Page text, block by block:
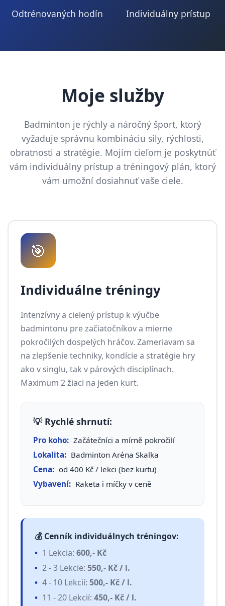
Odtrénovaných hodín Individuálny prístup
Moje služby
Badminton je rýchly a náročný šport, ktorý
vyžaduje správnu kombináciu sily, rýchlosti,
obratnosti a stratégie. Mojím cieľom je poskytnúť
vám individuálny prístup a tréningový plán, ktorý
vám umožní dosiahnuť vaše ciele.
🎯
Individuálne tréningy
Intenzívny a cielený prístup k výučbe
badmintonu pre začiatočníkov a mierne
pokročilých dospelých hráčov. Zameriavam sa
na zlepšenie techniky, kondície a stratégie hry
ako v singlu, tak v párových disciplínach.
Maximum 2 žiaci na jeden kurt.
💡 Rychlé shrnutí:
Pro koho: Začátečníci a mírně pokročilí
Lokalita: Badminton Aréna Skalka
Cena: od 400 Kč / lekci (bez kurtu)
Vybavení: Raketa i míčky v ceně
💰 Cenník individuálnych tréningov:
1 Lekcia: 600,- Kč
2 - 3 Lekcie: 550,- Kč / l.
4 - 10 Lekcií: 500,- Kč / l.
11 - 20 Lekcií: 450,- Kč / l.